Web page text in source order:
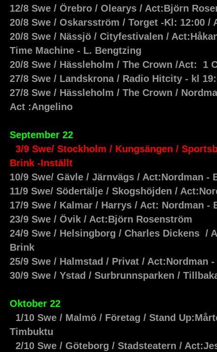
12/8 Swe / Örebro / Olearys / Act:Björn
20/8 Swe / Oskarsström / Torget -Kl: 12:00
20/8 Swe / Nässjö / Cityfestivalen /
Time Machine - L. Bengtzing
20/8 Swe / Hässleholm / The Crown /Act: 1
27/8 Swe / Landskrona / Radio Hitcity - kl
27/8 Swe / Hässleholm / The Crown /
Act :Angelino
September 22
3/9 Swe/ Stockholm / Kungsängen /
Brink -Inställt
10/9 Swe/ Gävle / Järnvägs / Act:Nordman -
11/9 Swe/ Södertälje / Skogshöjden /
17/9 Swe / Kalmar / Harrys / Act: Nordman -
23/9 Swe / Övik / Act:Björn Rosenström
24/9 Swe / Helsingborg / Charles Dickens /
Brink
25/9 Swe / Halmstad / Privat / Act:Nordman
30/9 Swe / Ystad / Surbrunnsparken /
Oktober 22
1/10 Swe / Malmö / Företag / Stand
Timbuktu
2/10 Swe / Göteborg / Stadsteatern /